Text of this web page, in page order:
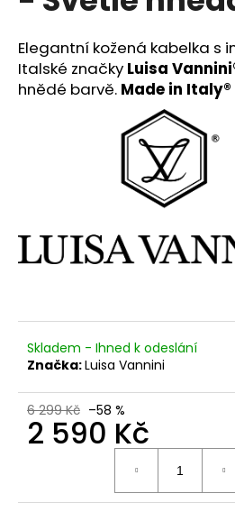
Elegantní kožená kabelka s
Italské značky Luisa Vannini
hnědé barvě. Made in Italy®
Skladem - Ihned k odeslání
Značka:Luisa Vannini
6 299 Kč –58 %
2 590 Kč
j
e
m
e
-
ŽLUTÁ/HNĚDÁ/BÍLÁ
890
2
Kč